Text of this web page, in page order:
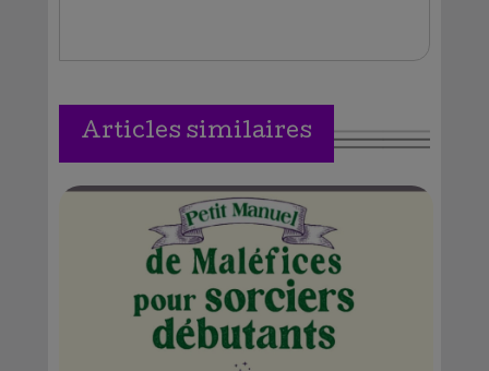
Articles similaires